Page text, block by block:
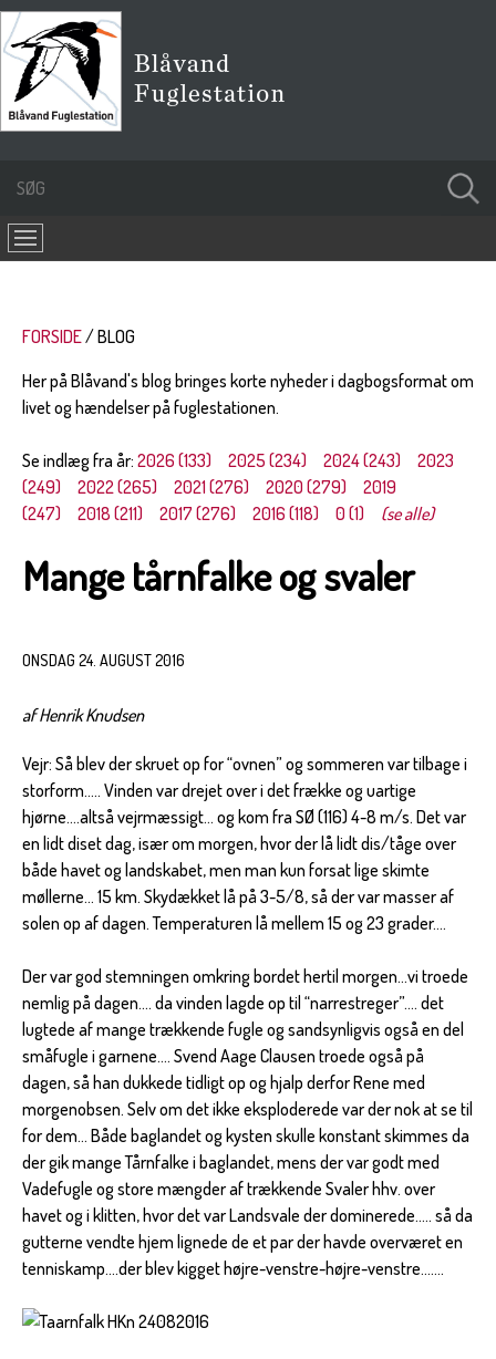
FORSIDE
BLOG
Her på Blåvand's blog bringes korte nyheder i dagbogsformat om
livet og hændelser på fuglestationen.
Se indlæg fra år: 2026 (133) 2025 (234) 2024 (243)
2023
(249)
2022 (265) 2021 (276) 2020 (279)
2019
(247)
2018 (211) 2017 (276) 2016 (118) 0 (1) (se alle)
Mange tårnfalke og svaler
ONSDAG 24. AUGUST 2016
af Henrik Knudsen
Vejr: Så blev der skruet op for “ovnen” og sommeren var tilbage i
storform….. Vinden var drejet over i det frække og uartige
hjørne….altså vejrmæssigt… og kom fra SØ (116) 4-8 m/s. Det var
en lidt diset dag, især om morgen, hvor der lå lidt dis/tåge over
både havet og landskabet, men man kun forsat lige skimte
møllerne… 15 km. Skydækket lå på 3-5/8, så der var masser af
solen op af dagen. Temperaturen lå mellem 15 og 23 grader….
Der var god stemningen omkring bordet hertil morgen…vi troede
nemlig på dagen…. da vinden lagde op til “narrestreger”…. det
lugtede af mange trækkende fugle og sandsynligvis også en del
småfugle i garnene…. Svend Aage Clausen troede også på
dagen, så han dukkede tidligt op og hjalp derfor Rene med
morgenobsen. Selv om det ikke eksploderede var der nok at se til
for dem… Både baglandet og kysten skulle konstant skimmes da
der gik mange Tårnfalke i baglandet, mens der var godt med
Vadefugle og store mængder af trækkende Svaler hhv. over
havet og i klitten, hvor det var Landsvale der dominerede….. så da
gutterne vendte hjem lignede de et par der havde overværet en
tenniskamp….der blev kigget højre-venstre-højre-venstre…….